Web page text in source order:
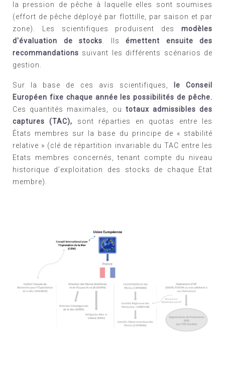
la pression de pêche à laquelle elles sont soumises
(effort de pêche déployé par flottille, par saison et par
zone). Les scientifiques produisent des modèles
d'évaluation de stocks . Ils émettent ensuite
des
recommandations suivant les différents scénarios de
gestion.
Sur la base de ces avis scientifiques,
le Conseil
Européen fixe chaque année les possibilités de pêche.
Ces quantités maximales, ou totaux admissibles des
captures (TAC), sont réparties en quotas entre les
États membres sur la base du principe de « stabilité
relative » (clé de répartition invariable du TAC entre les
Etats membres concernés, tenant compte du niveau
historique d’exploitation des stocks de chaque Etat
membre).